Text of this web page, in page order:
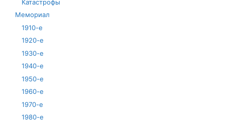
Катастрофы
Мемориал
1910-е
1920-е
1930-е
1940-е
1950-е
1960-е
1970-е
1980-е